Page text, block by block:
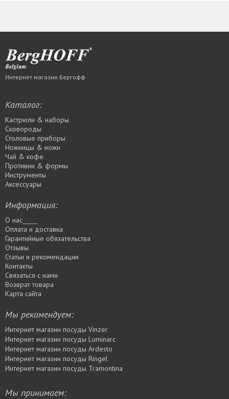
Интернет магазин Бергофф
Каталог:
Кастрюли & наборы
Сковороды
Столовые приборы
Ножницы & ножи
Чай & кофе
Противни & формы
Инструменты
Аксессуары
Информация:
О нас_____
Оплата и доставка
Гарантийные обязательства
Отзывы
Статьи и рекомендации
Контакты
Связаться с нами
Возврат товара
Карта сайта
Мы рекомендуем:
Интернет магазин посуды Vinzer
Интернет магазин посуды Luminarc
Интернет магазин посуды Ardesto
Интернет магазин посуды Rіngel
Интернет магазин посуды Tramontina
Мы принимаем: